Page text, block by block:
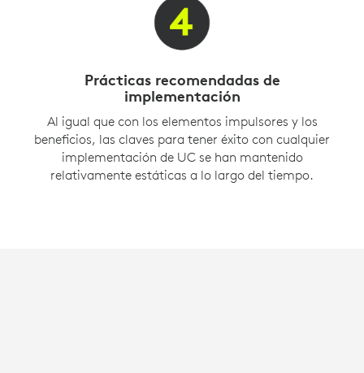
Prácticas recomendadas de
implementación
Al igual que con los elementos impulsores y los
beneficios, las claves para tener éxito con cualquier
implementación de UC se han mantenido
relativamente estáticas a lo largo del tiempo.